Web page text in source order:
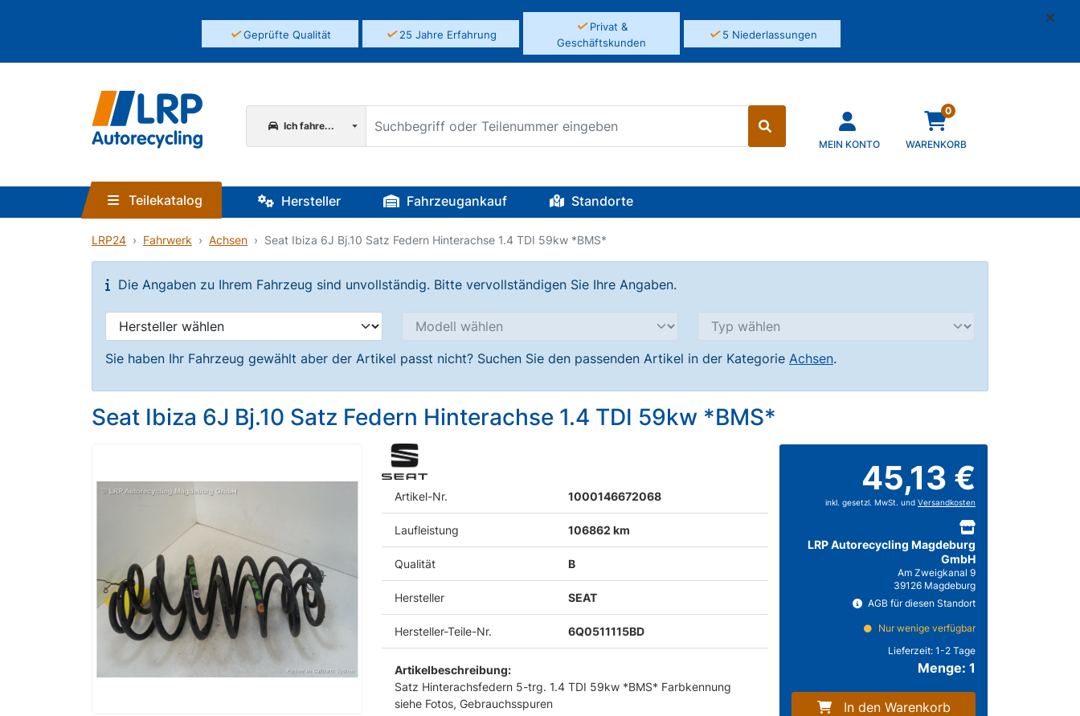
✓Geprüfte Qualität ✓25 Jahre Erfahrung
✓Privat &
Geschäftskunden
✓5 Niederlassungen
Ich fahre...
MEIN KONTO
0
WARENKORB
Teilekatalog Hersteller Fahrzeugankauf Standorte
LRP24 Fahrwerk Achsen Seat Ibiza 6J Bj.10 Satz Federn Hinterachse 1.4 TDI 59kw *BMS*
Die Angaben zu Ihrem Fahrzeug sind unvollständig. Bitte vervollständigen Sie Ihre Angaben.
Sie haben Ihr Fahrzeug gewählt aber der Artikel passt nicht? Suchen Sie den passenden Artikel in der Kategorie Achsen.
Seat Ibiza 6J Bj.10 Satz Federn Hinterachse 1.4 TDI 59kw *BMS*
Artikel-Nr. 1000146672068
Laufleistung 106862 km
Qualität B
Hersteller SEAT
Hersteller-Teile-Nr. 6Q0511115BD
Artikelbeschreibung:
Satz Hinterachsfedern 5-trg. 1.4 TDI 59kw *BMS* Farbkennung
siehe Fotos, Gebrauchsspuren
45,13 €
inkl. gesetzl. MwSt. und Versandkosten
LRP Autorecycling Magdeburg
GmbH
Am Zweigkanal 9
39126 Magdeburg
AGB für diesen Standort
Nur wenige verfügbar
Lieferzeit: 1-2 Tage
Menge: 1
In den Warenkorb